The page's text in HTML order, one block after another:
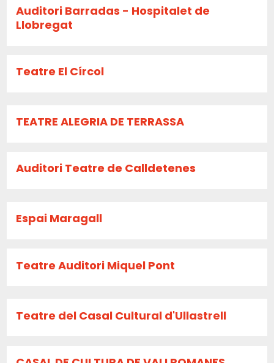
Auditori Barradas - Hospitalet de
Llobregat
Teatre El Círcol
TEATRE ALEGRIA DE TERRASSA
Auditori Teatre de Calldetenes
Espai Maragall
Teatre Auditori Miquel Pont
Teatre del Casal Cultural d'Ullastrell